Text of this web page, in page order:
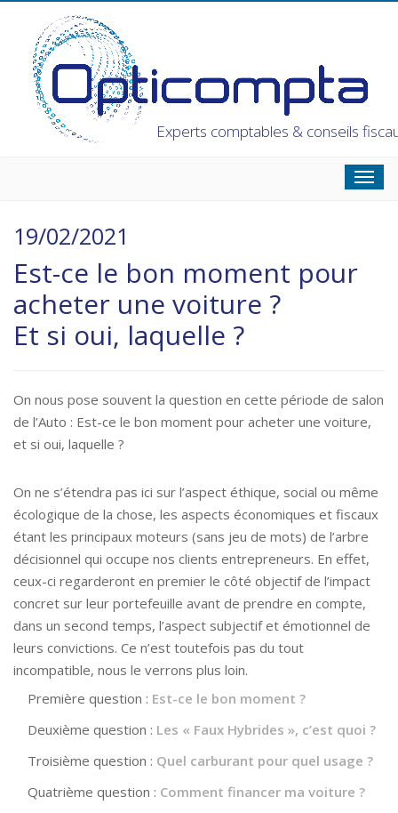
Experts comptables & conseils
19/02/2021
Est-ce le bon moment pour
acheter une voiture ?
Et si oui, laquelle ?
On nous pose souvent la question en cette période de salon
de l’Auto : Est-ce le bon moment pour acheter une voiture,
et si oui, laquelle ?
On ne s’étendra pas ici sur l’aspect éthique, social ou même
écologique de la chose, les aspects économiques et fiscaux
étant les principaux moteurs (sans jeu de mots) de l’arbre
décisionnel qui occupe nos clients entrepreneurs. En effet,
ceux-ci regarderont en premier le côté objectif de l’impact
concret sur leur portefeuille avant de prendre en compte,
dans un second temps, l’aspect subjectif et émotionnel de
leurs convictions. Ce n’est toutefois pas du tout
incompatible, nous le verrons plus loin.
Première question : Est-ce le bon moment ?
Deuxième question : Les « Faux Hybrides », c’est quoi ?
Troisième question : Quel carburant pour quel usage ?
Quatrième question : Comment financer ma voiture ?